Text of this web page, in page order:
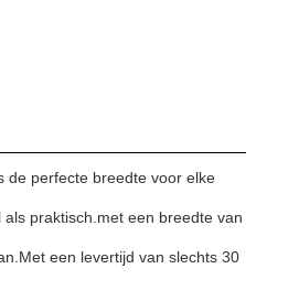
de perfecte breedte voor elke
praktisch.met een breedte van
een levertijd van slechts 30